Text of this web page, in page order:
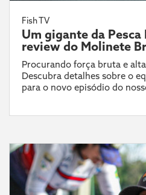
Fish TV
Um gigante da
review do Molinete
Procurando força bruta e
Descubra detalhes sobre o
para o novo episódio do